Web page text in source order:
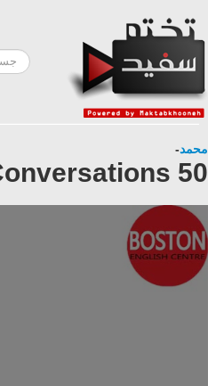
محمد-
50 Topics for Everyday Life Conversations